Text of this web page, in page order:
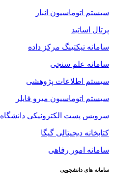
سیستم اتوماسیون انبار
پرتال اساتید
سامانه تیکتینگ مرکز داده
سامانه علم سنجی
سیستم اطلاعات پژوهشی
سیستم اتوماسیون میرو فایلر
سرویس پست الکترونیکی دانشگاه
کتابخانه دیجیتالی گیگا
سامانه امور رفاهی
سامانه های دانشجویی